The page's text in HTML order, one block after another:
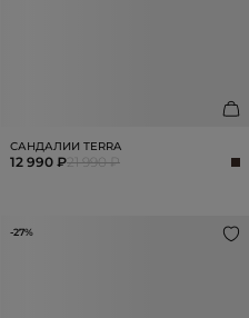
САНДАЛИИ TERRA
12 990 ₽21 990 ₽
-27%